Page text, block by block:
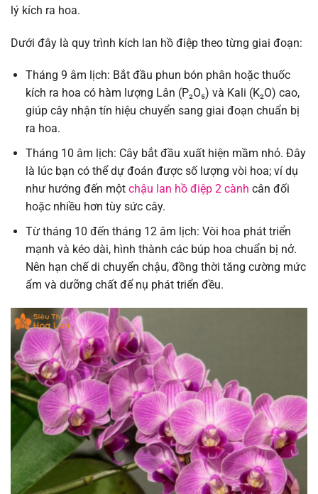
lý kích ra hoa.
Dưới đây là quy trình kích lan hồ điệp theo từng giai đoạn:
Tháng 9 âm lịch: Bắt đầu phun bón phân hoặc thuốc
kích ra hoa có hàm lượng Lân (P₂O₅) và Kali (K₂O) cao,
giúp cây nhận tín hiệu chuyển sang giai đoạn chuẩn bị
ra hoa.
Tháng 10 âm lịch: Cây bắt đầu xuất hiện mầm nhỏ. Đây
là lúc bạn có thể dự đoán được số lượng vòi hoa; ví dụ
như hướng đến một chậu lan hồ điệp 2 cành cân đối
hoặc nhiều hơn tùy sức cây.
Từ tháng 10 đến tháng 12 âm lịch: Vòi hoa phát triển
mạnh và kéo dài, hình thành các búp hoa chuẩn bị nở.
Nên hạn chế di chuyển chậu, đồng thời tăng cường mức
ẩm và dưỡng chất để nụ phát triển đều.